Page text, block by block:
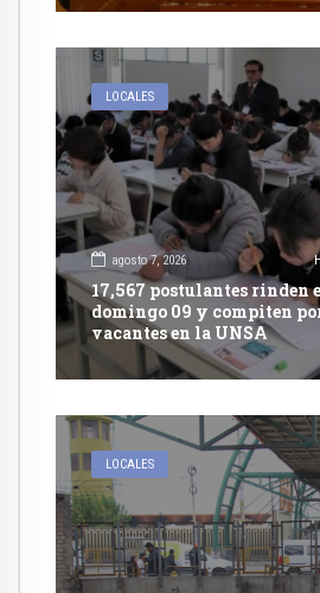
LOCALES
agosto 7, 2026
17,567 postulantes rinden
domingo 09 y compiten
vacantes en la UNSA
LOCALES